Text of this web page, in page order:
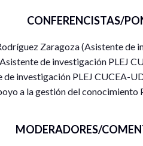
CONFERENCISTAS/
Zaragoza (Asistente de
de investigación PLEJ
de investigación PLEJ CUCEA-
a la gestión del conocimiento
MODERADORES/